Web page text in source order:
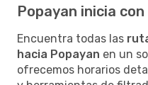
Popayan inicia
Encuentra todas las
hacia Popayan en un
ofrecemos horarios